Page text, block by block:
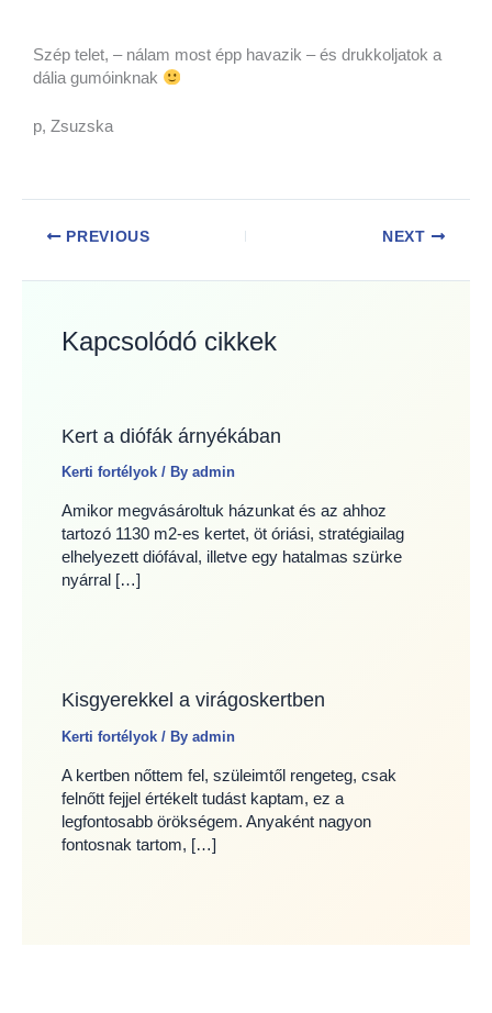
Szép telet, – nálam most épp havazik – és drukkoljatok a
dália gumóinknak
p, Zsuzska
PREVIOUS NEXT
Kapcsolódó cikkek
Kert a diófák árnyékában
Kerti fortélyok / Byadmin
Amikor megvásároltuk házunkat és az ahhoz
tartozó 1130 m2-es kertet, öt óriási, stratégiailag
elhelyezett diófával, illetve egy hatalmas szürke
nyárral […]
Kisgyerekkel a virágoskertben
Kerti fortélyok / Byadmin
A kertben nőttem fel, szüleimtől rengeteg, csak
felnőtt fejjel értékelt tudást kaptam, ez a
legfontosabb örökségem. Anyaként nagyon
fontosnak tartom, […]